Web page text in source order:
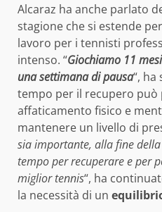
Alcaraz ha anche parlato
stagione che si estende per
lavoro per i tennisti
intenso. “Giochiamo 11
una settimana di pausa“, ha
tempo per il recupero può
affaticamento fisico e
mantenere un livello di
sia importante, alla fine
tempo per recuperare e per
miglior tennis“, ha
la necessità di un